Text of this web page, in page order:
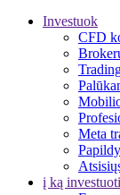
Investuok
CFD
Meta
į ką investuoti